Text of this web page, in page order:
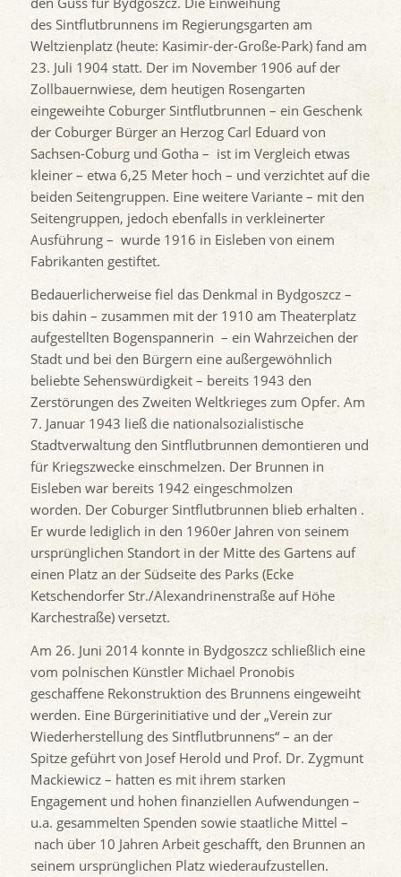
des Sintflutbrunnens im Regierungsgarten am
Weltzienplatz (heute: Kasimir-der-Große-Park) fand am
23. Juli 1904 statt. Der im November 1906 auf der
Zollbauernwiese, dem heutigen Rosengarten
eingeweihte Coburger Sintflutbrunnen – ein Geschenk
der Coburger Bürger an Herzog Carl Eduard von
Sachsen-Coburg und Gotha – ist im Vergleich etwas
kleiner – etwa 6,25 Meter hoch – und verzichtet auf die
beiden Seitengruppen. Eine weitere Variante – mit den
Seitengruppen, jedoch ebenfalls in verkleinerter
Ausführung – wurde 1916 in Eisleben von einem
Fabrikanten gestiftet.
Bedauerlicherweise fiel das Denkmal in Bydgoszcz –
bis dahin – zusammen mit der 1910 am Theaterplatz
aufgestellten Bogenspannerin – ein Wahrzeichen der
Stadt und bei den Bürgern eine außergewöhnlich
beliebte Sehenswürdigkeit – bereits 1943 den
Zerstörungen des Zweiten Weltkrieges zum Opfer. Am
7. Januar 1943 ließ die nationalsozialistische
Stadtverwaltung den Sintflutbrunnen demontieren und
für Kriegszwecke einschmelzen. Der Brunnen in
Eisleben war bereits 1942 eingeschmolzen
worden. Der Coburger Sintflutbrunnen blieb erhalten .
Er wurde lediglich in den 1960er Jahren von seinem
ursprünglichen Standort in der Mitte des Gartens auf
einen Platz an der Südseite des Parks (Ecke
Ketschendorfer Str./Alexandrinenstraße auf Höhe
Karchestraße) versetzt.
Am 26. Juni 2014 konnte in Bydgoszcz schließlich eine
vom polnischen Künstler Michael Pronobis
geschaffene Rekonstruktion des Brunnens eingeweiht
werden. Eine Bürgerinitiative und der „Verein zur
Wiederherstellung des Sintflutbrunnens“ – an der
Spitze geführt von Josef Herold und Prof. Dr. Zygmunt
Mackiewicz – hatten es mit ihrem starken
Engagement und hohen finanziellen Aufwendungen –
u.a. gesammelten Spenden sowie staatliche Mittel –
nach über 10 Jahren Arbeit geschafft, den Brunnen an
seinem ursprünglichen Platz wiederaufzustellen.